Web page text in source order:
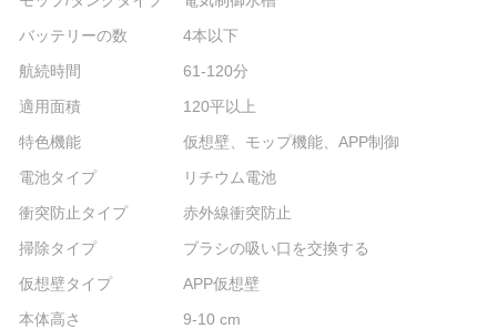
バッテリーの数
4本以下
航続時間
61-120分
適用面積
120平以上
特色機能
仮想壁、モップ機能、APP制御
電池タイプ
リチウム電池
衝突防止タイプ
赤外線衝突防止
掃除タイプ
ブラシの吸い口を交換する
仮想壁タイプ
APP仮想壁
本体高さ
9-10 cm